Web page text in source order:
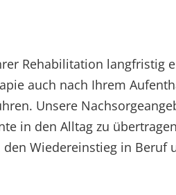
Rehabilitation langfristig
auch nach Ihrem
Unsere
in den Alltag zu
Wiedereinstieg in Beruf